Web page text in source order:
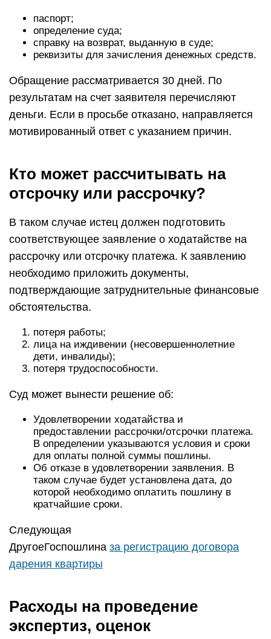
паспорт;
определение суда;
справку на возврат, выданную в суде;
реквизиты для зачисления денежных средств.
Обращение рассматривается 30 дней. По
результатам на счет заявителя перечисляют
деньги. Если в просьбе отказано, направляется
мотивированный ответ с указанием причин.
Кто может рассчитывать на
отсрочку или рассрочку?
В таком случае истец должен подготовить
соответствующее заявление о ходатайстве на
рассрочку или отсрочку платежа. К заявлению
необходимо приложить документы,
подтверждающие затруднительные финансовые
обстоятельства.
потеря работы;
лица на иждивении (несовершеннолетние
дети, инвалиды);
потеря трудоспособности.
Суд может вынести решение об:
Удовлетворении ходатайства и
предоставлении рассрочки/отсрочки платежа.
В определении указываются условия и сроки
для оплаты полной суммы пошлины.
Об отказе в удовлетворении заявления. В
таком случае будет установлена дата, до
которой необходимо оплатить пошлину в
кратчайшие сроки.
Следующая
ДругоеГоспошлина за регистрацию договора
дарения квартиры
Расходы на проведение
экспертиз, оценок